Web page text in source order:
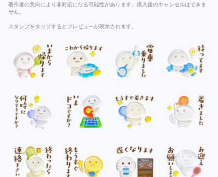
著作者の意向により非対応になる可能性があります。購入後のキャンセルはできま
せん。
スタンプをタップするとプレビューが表示されます。